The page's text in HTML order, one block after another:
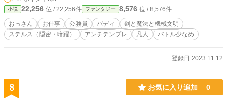
を平和に導くことができるのか。 スキル、レベル、チート、無双のない世界
毎週日曜更新予定
小説 22,256 位 / 22,256件 ファンタジー 8,576 位 / 8,576件
おっさん お仕事 公務員 バディ
剣と魔法と機械文明
ステルス（隠密・暗躍）
アンチテンプレ 凡人 バトル少なめ
登録日 2023.11.12
8 お気に入り追加 0